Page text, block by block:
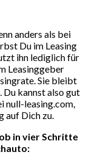
anders als bei
Du im Leasing
ihn lediglich für
Leasinggeber
Sie bleibt
Du kannst also gut
null-leasing.com,
auf Dich zu.
in vier Schritte